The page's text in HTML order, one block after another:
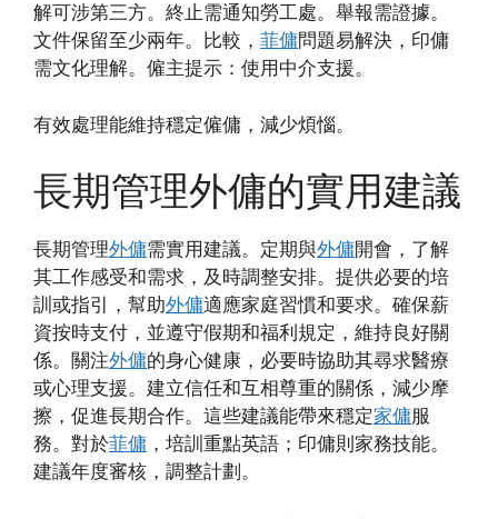
解可涉第三方。終止需通知勞工處。舉報需證據。
文件保留至少兩年。比較， 菲傭問題易解決，印傭
需文化理解。僱主提示：使用中介支援。
有效處理能維持穩定僱傭，減少煩惱。
長期管理外傭的實用建議
長期管理外傭需實用建議。定期與外傭開會，了解
其工作感受和需求，及時調整安排。提供必要的培
訓或指引，幫助外傭適應家庭習慣和要求。確保薪
資按時支付，並遵守假期和福利規定，維持良好關
係。關注外傭的身心健康，必要時協助其尋求醫療
或心理支援。建立信任和互相尊重的關係，減少摩
擦，促進長期合作。這些建議能帶來穩定家傭服
務。對於菲傭 ，培訓重點英語；印傭則家務技能。
建議年度審核，調整計劃。